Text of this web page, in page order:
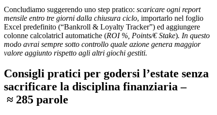
Concludiamo suggerendo uno step pratico: scaricare ogni report
mensile entro tre giorni dalla chiusura ciclo, importarlo nel foglio
Excel predefinito (“Bankroll & Loyalty Tracker”) ed aggiungere
colonne calcolatricI automatiche (ROI %, Points/€ Stake). In questo
modo avrai sempre sotto controllo quale azione genera maggior
valore aggiunto rispetto agli altri giochi gestiti.
Consigli pratici per godersi l’estate senza
sacrificare la disciplina finanziaria –
≈ 285 parole